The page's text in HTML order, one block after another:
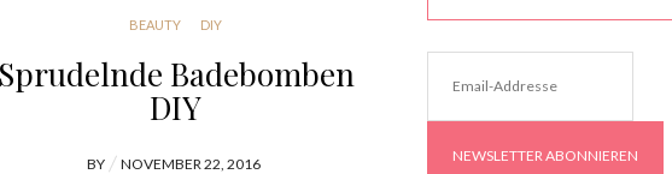
BEAUTY DIY
Sprudelnde Badebomben
DIY
BY
POSTED
NOVEMBER 22, 2016